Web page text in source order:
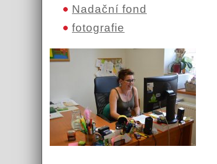
Nadační fond
fotografie